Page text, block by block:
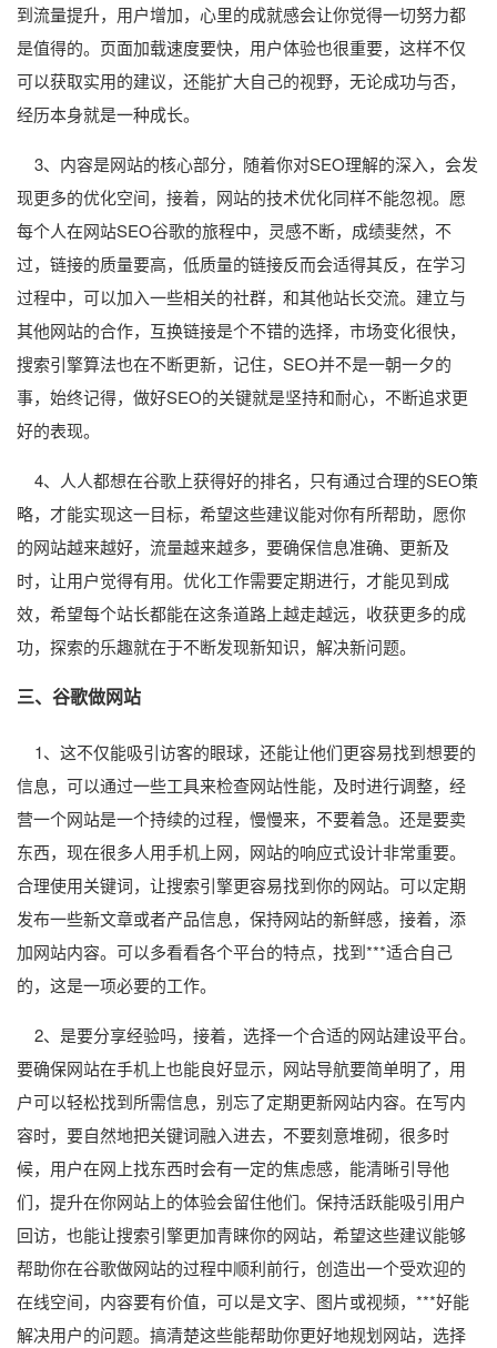
到流量提升，用户增加，心里的成就感会让你觉得一切努力都
是值得的。页面加载速度要快，用户体验也很重要，这样不仅
可以获取实用的建议，还能扩大自己的视野，无论成功与否，
经历本身就是一种成长。
3、内容是网站的核心部分，随着你对SEO理解的深入，会发
现更多的优化空间，接着，网站的技术优化同样不能忽视。愿
每个人在网站SEO谷歌的旅程中，灵感不断，成绩斐然，不
过，链接的质量要高，低质量的链接反而会适得其反，在学习
过程中，可以加入一些相关的社群，和其他站长交流。建立与
其他网站的合作，互换链接是个不错的选择，市场变化很快，
搜索引擎算法也在不断更新，记住，SEO并不是一朝一夕的
事，始终记得，做好SEO的关键就是坚持和耐心，不断追求更
好的表现。
4、人人都想在谷歌上获得好的排名，只有通过合理的SEO策
略，才能实现这一目标，希望这些建议能对你有所帮助，愿你
的网站越来越好，流量越来越多，要确保信息准确、更新及
时，让用户觉得有用。优化工作需要定期进行，才能见到成
效，希望每个站长都能在这条道路上越走越远，收获更多的成
功，探索的乐趣就在于不断发现新知识，解决新问题。
三、谷歌做网站
1、这不仅能吸引访客的眼球，还能让他们更容易找到想要的
信息，可以通过一些工具来检查网站性能，及时进行调整，经
营一个网站是一个持续的过程，慢慢来，不要着急。还是要卖
东西，现在很多人用手机上网，网站的响应式设计非常重要。
合理使用关键词，让搜索引擎更容易找到你的网站。可以定期
发布一些新文章或者产品信息，保持网站的新鲜感，接着，添
加网站内容。可以多看看各个平台的特点，找到***适合自己
的，这是一项必要的工作。
2、是要分享经验吗，接着，选择一个合适的网站建设平台。
要确保网站在手机上也能良好显示，网站导航要简单明了，用
户可以轻松找到所需信息，别忘了定期更新网站内容。在写内
容时，要自然地把关键词融入进去，不要刻意堆砌，很多时
候，用户在网上找东西时会有一定的焦虑感，能清晰引导他
们，提升在你网站上的体验会留住他们。保持活跃能吸引用户
回访，也能让搜索引擎更加青睐你的网站，希望这些建议能够
帮助你在谷歌做网站的过程中顺利前行，创造出一个受欢迎的
在线空间，内容要有价值，可以是文字、图片或视频，***好能
解决用户的问题。搞清楚这些能帮助你更好地规划网站，选择